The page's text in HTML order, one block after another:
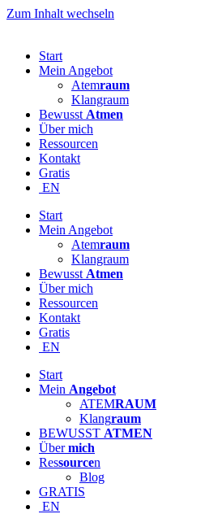
Zum Inhalt wechseln
Start
Mein Angebot
Atemraum
Klangraum
Bewusst Atmen
Über mich
Ressourcen
Kontakt
Gratis
EN
Start
Mein Angebot
Atemraum
Klangraum
Bewusst Atmen
Über mich
Ressourcen
Kontakt
Gratis
EN
Start
Mein Angebot
ATEMRAUM
Klangraum
BEWUSST ATMEN
Übermich
Ressourcen
Blog
GRATIS
EN